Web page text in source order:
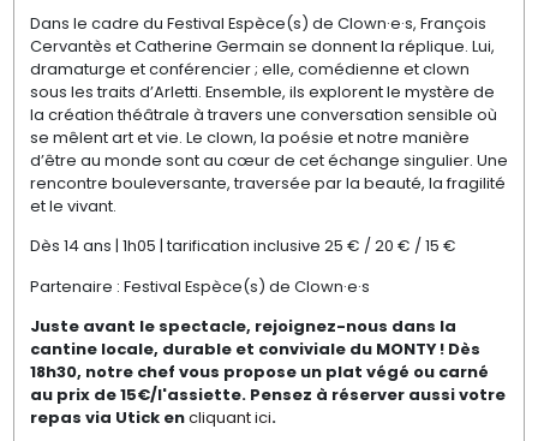
Dans le cadre du Festival Espèce(s) de Clown·e·s, François
Cervantès et Catherine Germain se donnent la réplique. Lui,
dramaturge et conférencier ; elle, comédienne et clown
sous les traits d’Arletti. Ensemble, ils explorent le mystère de
la création théâtrale à travers une conversation sensible où
se mêlent art et vie. Le clown, la poésie et notre manière
d’être au monde sont au cœur de cet échange singulier. Une
rencontre bouleversante, traversée par la beauté, la fragilité
et le vivant.
Dès 14 ans | 1h05 | tarification inclusive 25 € / 20 € / 15 €
Partenaire : Festival Espèce(s) de Clown·e·s
Juste avant le spectacle, rejoignez-nous dans la
cantine locale, durable et conviviale du MONTY ! Dès
18h30, notre chef vous propose un plat végé ou carné
au prix de 15€/l'assiette. Pensez à réserver aussi votre
repas via Utick encliquant ici.